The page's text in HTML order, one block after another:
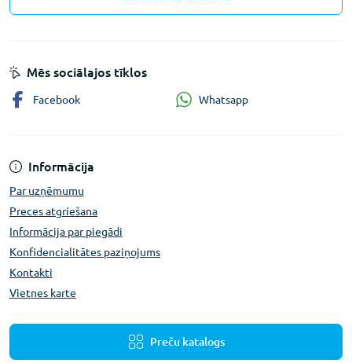
Informācija
Par uzņēmumu
Preces atgriešana
Informācija par piegādi
Konfidencialitātes paziņojums
Kontakti
Vietnes karte
Preču katalogs
Mēs sociālajos tīklos
Facebook Whatsapp